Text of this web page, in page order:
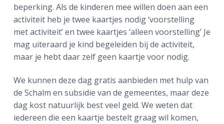
beperking. Als de kinderen mee willen doen aan een
activiteit heb je twee kaartjes nodig ‘voorstelling
met activiteit’ en twee kaartjes ‘alleen voorstelling’ Je
mag uiteraard je kind begeleiden bij de activiteit,
maar je hebt daar zelf geen kaartje voor nodig.
We kunnen deze dag gratis aanbieden met hulp van
de Schalm en subsidie van de gemeentes, maar deze
dag kost natuurlijk best veel geld. We weten dat
iedereen die een kaartje bestelt graag wil komen,